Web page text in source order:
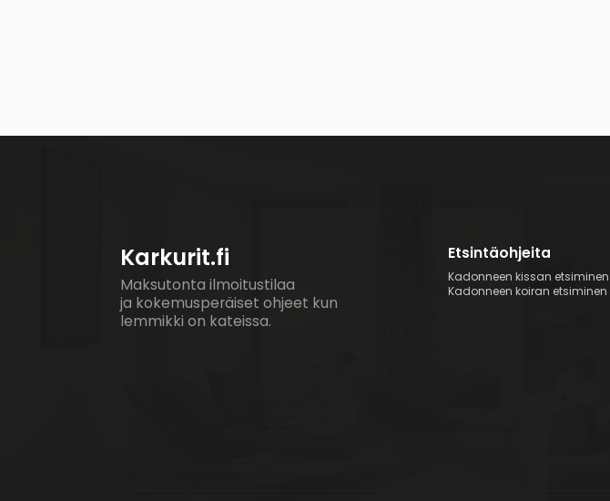
Karkurit.fi
Maksutonta ilmoitustilaa
ja kokemusperäiset ohjeet kun
lemmikki on kateissa.
Etsintäohjeita
Kadonneen kissan etsiminen
Kadonneen koiran etsiminen